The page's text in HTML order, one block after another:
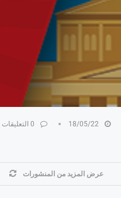
18/05/22 0 التعليقات
عرض المزيد من المنشورات